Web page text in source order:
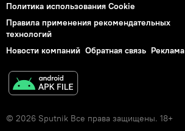
Политика использования Cookie
Правила применения рекомендательных
технологий
Новости компаний Обратная связь Реклама
© 2026 Sputnik Все права защищены. 18+